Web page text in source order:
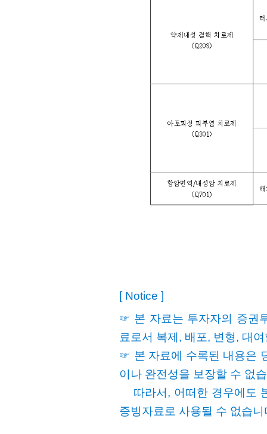
[ Notice ]
☞ 본 자료는 투자자의 증권
료로서 복제, 배포, 변형, 대
☞ 본 자료에 수록된 내용은
이나 완전성을 보장할 수 없
따라서, 어떠한 경우에도
증빙자료로 사용될 수 없습니